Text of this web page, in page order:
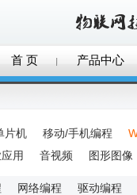
首 页 产品中心
片机 移动/手机编程
用 音视频 图形图像
网络编程
驱动编程